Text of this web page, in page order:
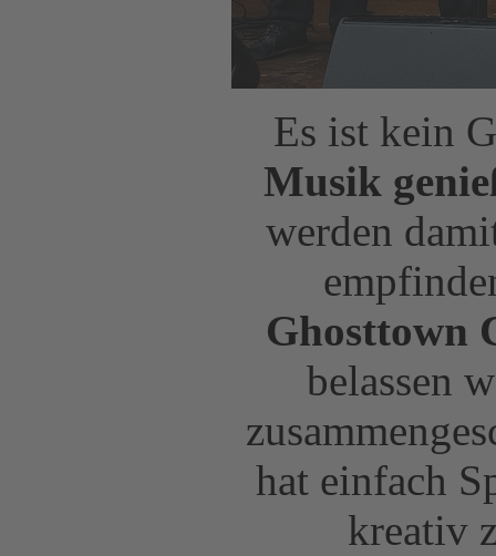
Es ist kein
Musik
werden
Ghosttown
belassen
hat einfach
kreativ